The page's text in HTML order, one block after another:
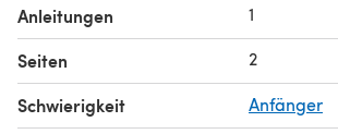
Anleitungen 1
Seiten 2
Schwierigkeit Anfänger